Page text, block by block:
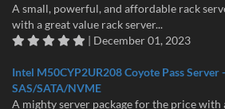
A small, powerful, and affordable rack
with a great value rack server...
| December 01, 2023
Intel M50CYP2UR208 Coyote Pass Server
SAS/SATA/NVME
A mighty server package for the price with